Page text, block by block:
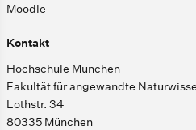
Moodle
Kontakt
Hochschule München
Fakultät für angewandte
Lothstr. 34
80335 München